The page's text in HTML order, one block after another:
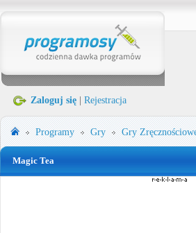
Zaloguj się Rejestracja
Programy Gry Gry
Magic Tea